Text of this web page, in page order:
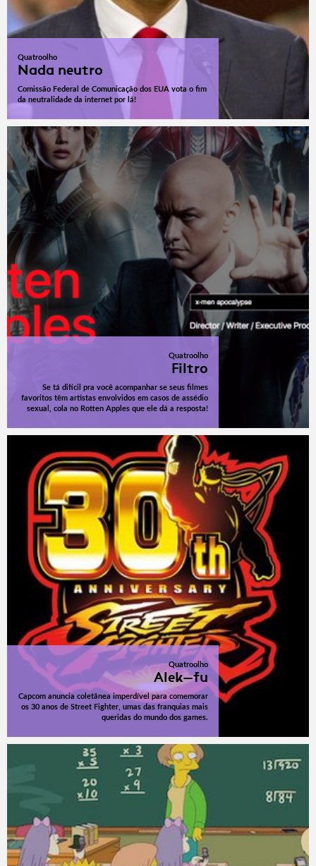
Quatroolho
Nada neutro
Comissão Federal de Comunicação dos EUA vota o fim
da neutralidade da internet por lá!
Quatroolho
Filtro
Se tá difícil pra você acompanhar se seus filmes
favoritos têm artistas envolvidos em casos de assédio
sexual, cola no Rotten Apples que ele dá a resposta!
Quatroolho
Alek-fu
Capcom anuncia coletânea imperdível para comemorar
os 30 anos de Street Fighter, umas das franquias mais
queridas do mundo dos games.